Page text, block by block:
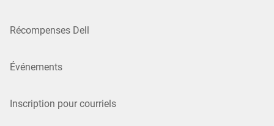
Récompenses Dell
Événements
Inscription pour courriels